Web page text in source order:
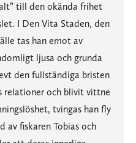
till den okända frihet
I Den Vita Staden, den
tas han emot av
ljusa och grunda
den fullständiga bristen
relationer och blivit vittne
tvingas han fly
av fiskaren Tobias och